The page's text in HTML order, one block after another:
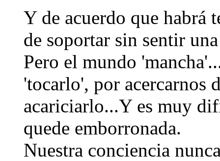
Y de acuerdo que habrá
de soportar sin sentir
Pero el mundo
'tocarlo', por acercarnos
acariciarlo...Y es muy
quede emborronada.
Nuestra conciencia